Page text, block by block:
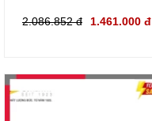
2.086.852 đ 1.461.000 đ